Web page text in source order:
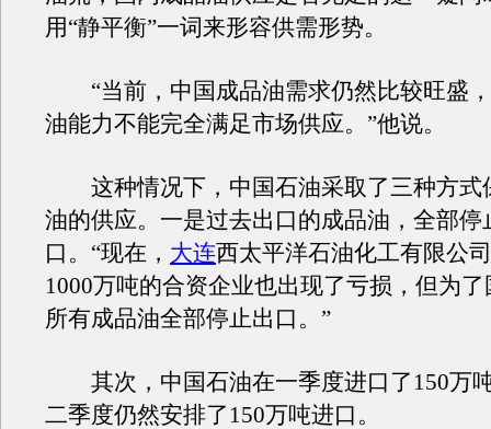
用“静平衡”一词来形容供需形势。
“当前，中国成品油需求仍然比较旺盛
油能力不能完全满足市场供应。”他说。
这种情况下，中国石油采取了三种方式
油的供应。一是过去出口的成品油，全部停
口。“现在， 大连西太平洋石油化工有限公
1000万吨的合资企业也出现了亏损，但为
所有成品油全部停止出口。”
其次，中国石油在一季度进口了150万
二季度仍然安排了150万吨进口。